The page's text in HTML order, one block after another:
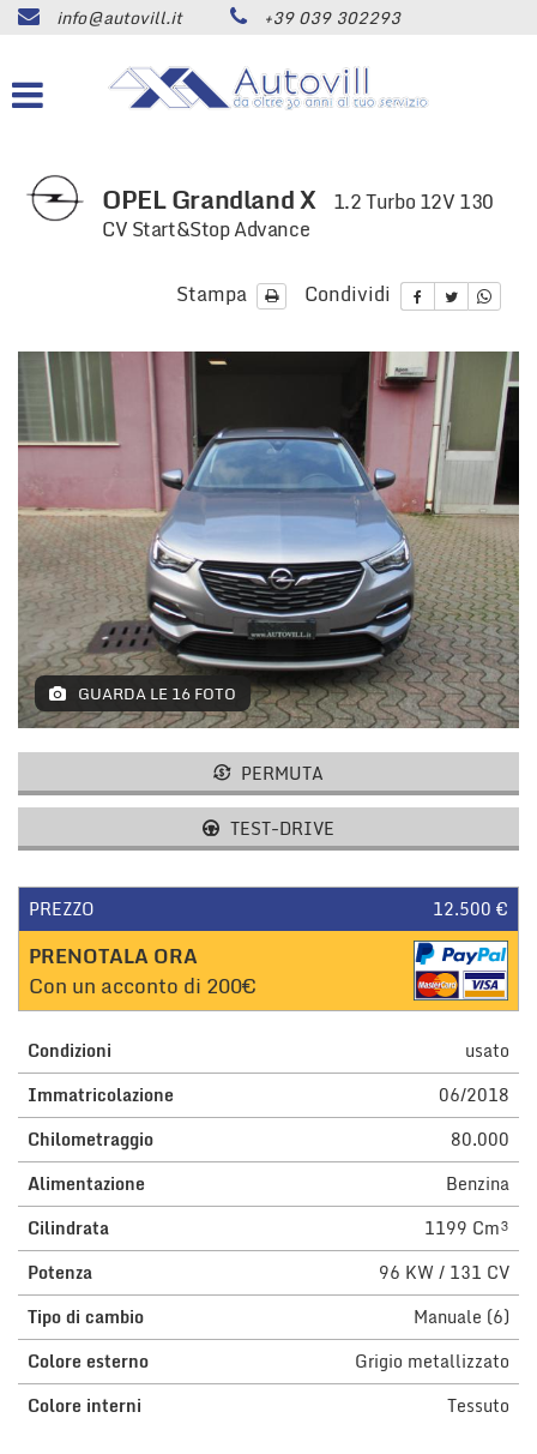
AZIENDA
LISTA VEICOLI
ASSISTENZA
NEWS
AREA COMMERCIANTI
info@autovill.it +39 039 302293
OPEL Grandland X 1.2 Turbo 12V 130
CV Start&Stop Advance
Stampa Condividi
GUARDA LE 16 FOTO
PERMUTA
TEST-DRIVE
PREZZO 12.500 €
PRENOTALA ORA
Con un acconto di 200€
Condizioni
usato
Immatricolazione
06/2018
Chilometraggio
80.000
Alimentazione
Benzina
Cilindrata
1199 Cm³
Potenza
96 KW / 131 CV
Tipo di cambio
Manuale (6)
Colore esterno
Grigio metallizzato
Colore interni
Tessuto
preferenze
di
Il
seguente
le
tue
preferenze
consenso
tecnologie
di
tracciamento
che
adottiamo
per
offrire
le
funzionalità
e
svolgere
le
attività
di
descritte.
Per
ottenere
maggiori
informazioni
sull'utilità
e
funzionamento
di
questi
strumenti
di
tracciamento
si
rimanda
alla
cookie
policy.
Puoi
rivedere
e
modificare
le